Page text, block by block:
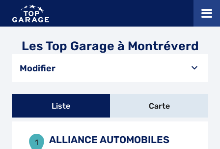
Les Top Garage à Montréverd
Modifier
Liste Carte
1 ALLIANCE AUTOMOBILES